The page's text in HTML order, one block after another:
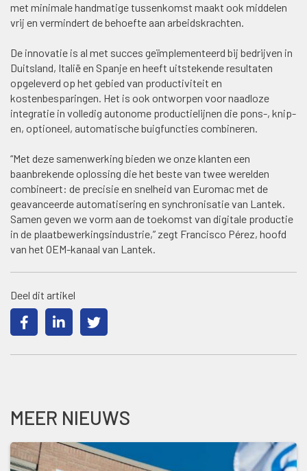
met minimale handmatige tussenkomst maakt ook middelen
vrij en vermindert de behoefte aan arbeidskrachten.
De innovatie is al met succes geïmplementeerd bij bedrijven in
Duitsland, Italië en Spanje en heeft uitstekende resultaten
opgeleverd op het gebied van productiviteit en
kostenbesparingen. Het is ook ontworpen voor naadloze
integratie in volledig autonome productielijnen die pons-, knip-
en, optioneel, automatische buigfuncties combineren.
“Met deze samenwerking bieden we onze klanten een
baanbrekende oplossing die het beste van twee werelden
combineert: de precisie en snelheid van Euromac met de
geavanceerde automatisering en synchronisatie van Lantek.
Samen geven we vorm aan de toekomst van digitale productie
in de plaatbewerkingsindustrie,” zegt Francisco Pérez, hoofd
van het OEM-kanaal van Lantek.
Deel dit artikel
MEER NIEUWS